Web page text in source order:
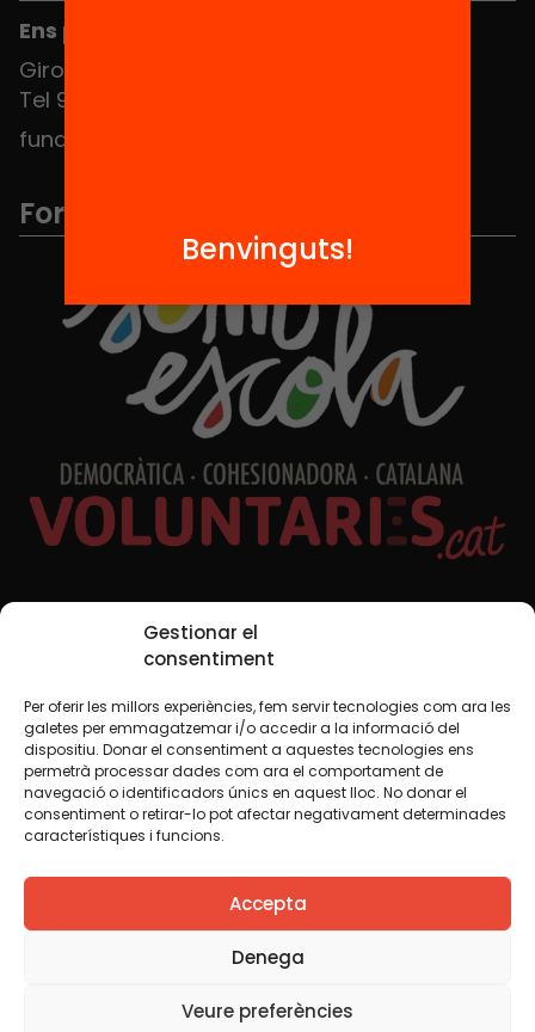
Gestionar el
consentiment
Per oferir les millors experiències, fem servir tecnologies com ara les
galetes per emmagatzemar i/o accedir a la informació del
dispositiu. Donar el consentiment a aquestes tecnologies ens
permetrà processar dades com ara el comportament de
navegació o identificadors únics en aquest lloc. No donar el
consentiment o retirar-lo pot afectar negativament determinades
característiques i funcions.
Accepta
Denega
Veure preferències
Ens pots trobar al Hub Social
Girona 34, interior 08010 Barcelona
Tel 934 588 700
fundacio@equitat.org
Formem part de...
Xarxes Socials
TWT YTB IG FB IN
Avís legalPolítica de cookies
Creiem que el coneixement s’ha de compartir. Per això
fem servir una llicència Creative Commons, llevat que en
algun material indiquem el contrari. Us animem a copiar,
redistribuir, remesclar o transformar i crear els continguts
comercial. Només us demanem que reconegueu
Benvinguts!